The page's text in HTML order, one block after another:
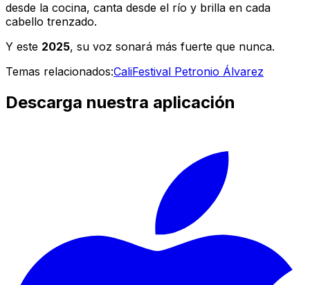
desde la cocina, canta desde el río y brilla en cada
cabello trenzado.
Y este 2025, su voz sonará más fuerte que nunca.
Temas relacionados:CaliFestival Petronio Álvarez
Descarga nuestra aplicación